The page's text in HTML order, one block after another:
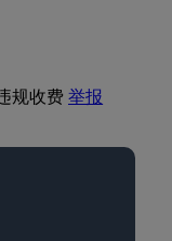
规收费举报